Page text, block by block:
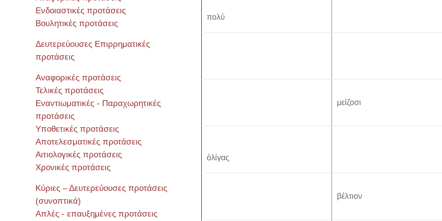
πολύ
μείζοσι
ὀλίγας
βέλτιον
Ενδοιαστικές προτάσεις
Βουλητικές προτάσεις
Δευτερεύουσες Επιρρηματικές
προτάσεις
Αναφορικές προτάσεις
Τελικές προτάσεις
Εναντιωματικές - Παραχωρητικές
προτάσεις
Υποθετικές προτάσεις
Αποτελεσματικές προτάσεις
Αιτιολογικές προτάσεις
Χρονικές προτάσεις
Κύριες – Δευτερεύουσες προτάσεις
(συνοπτικά)
Απλές - επαυξημένες προτάσεις